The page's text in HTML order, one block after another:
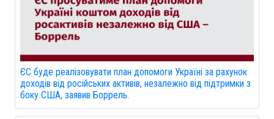
ЄС буде реалізовувати план допомоги Україні за рахунок
доходів від російських активів, незалежно від підтримки з
боку США, заявив Боррель.